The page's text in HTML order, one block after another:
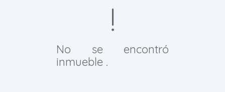
No se encontró
inmueble .